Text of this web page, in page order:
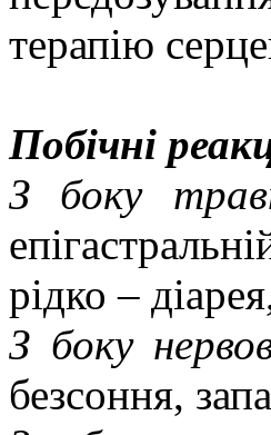
терапію
Побічні
З боку
рідко –
З боку
безсоння,